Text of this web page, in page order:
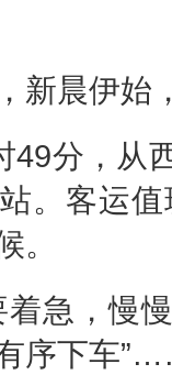
晨伊始，
分，从西
。客运
。
，慢慢
序下车